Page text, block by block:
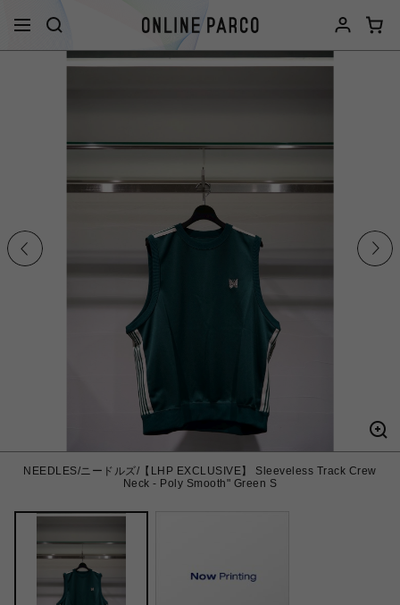
NEEDLES/ニードルズ/【LHP EXCLUSIVE】 Sleeveless Track Crew
Neck - Poly Smooth" Green S